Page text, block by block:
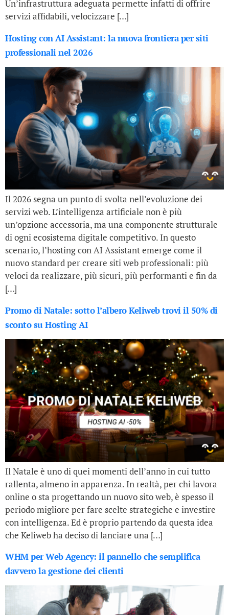
Un’infrastruttura adeguata permette infatti di offrire
servizi affidabili, velocizzare […]
Hosting con AI Assistant: la nuova frontiera per siti
professionali nel 2026
Il 2026 segna un punto di svolta nell’evoluzione dei
servizi web. L’intelligenza artificiale non è più
un’opzione accessoria, ma una componente strutturale
di ogni ecosistema digitale competitivo. In questo
scenario, l’hosting con AI Assistant emerge come il
nuovo standard per creare siti web professionali: più
veloci da realizzare, più sicuri, più performanti e fin da
[…]
Promo di Natale: sotto l’albero Keliweb trovi il 50% di
sconto su Hosting AI
Il Natale è uno di quei momenti dell’anno in cui tutto
rallenta, almeno in apparenza. In realtà, per chi lavora
online o sta progettando un nuovo sito web, è spesso il
periodo migliore per fare scelte strategiche e investire
con intelligenza. Ed è proprio partendo da questa idea
che Keliweb ha deciso di lanciare una […]
WHM per Web Agency: il pannello che semplifica
davvero la gestione dei clienti